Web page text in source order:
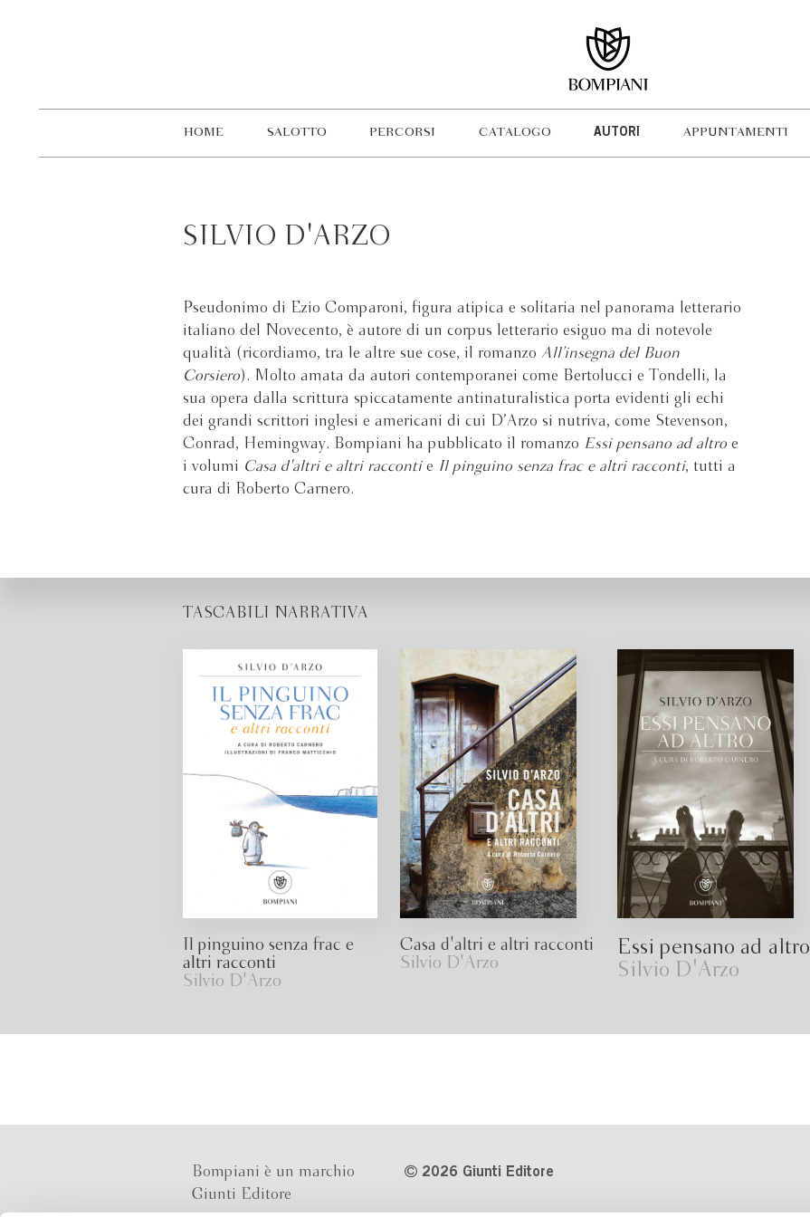
HOME SALOTTO PERCORSI CATALOGO AUTORI APPUNTAMENTI
SILVIO D'ARZO
Pseudonimo di Ezio Comparoni, figura atipica e solitaria nel panorama letterario
italiano del Novecento, è autore di un corpus letterario esiguo ma di notevole
qualità (ricordiamo, tra le altre sue cose, il romanzo All’insegna del Buon
Corsiero). Molto amata da autori contemporanei come Bertolucci e Tondelli, la
sua opera dalla scrittura spiccatamente antinaturalistica porta evidenti gli echi
dei grandi scrittori inglesi e americani di cui D’Arzo si nutriva, come Stevenson,
Conrad, Hemingway. Bompiani ha pubblicato il romanzo Essi pensano ad altro e
i volumi Casa d'altri e altri racconti e Il pinguino senza frac e altri racconti, tutti a
cura di Roberto Carnero.
TASCABILI NARRATIVA
Il pinguino senza frac e
altri racconti
Silvio D'Arzo
Casa d'altri e altri racconti
Silvio D'Arzo
Essi pensano ad altro
Silvio D'Arzo
Bompiani è un marchio
Giunti Editore
2026 Giunti Editore